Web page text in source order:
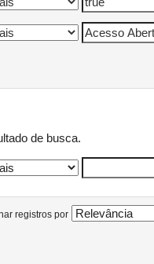
de busca.
registros por